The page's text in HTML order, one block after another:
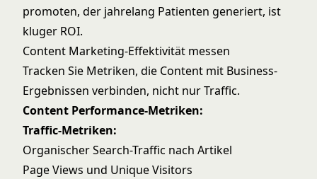
promoten, der jahrelang Patienten generiert, ist
kluger ROI.
Content Marketing-Effektivität messen
Tracken Sie Metriken, die Content mit Business-
Ergebnissen verbinden, nicht nur Traffic.
Content Performance-Metriken:
Traffic-Metriken:
Organischer Search-Traffic nach Artikel
Page Views und Unique Visitors